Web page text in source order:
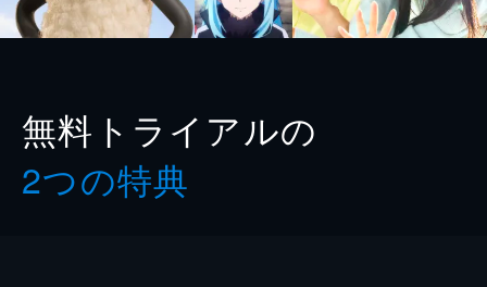
無料トライアルの
2つの特典